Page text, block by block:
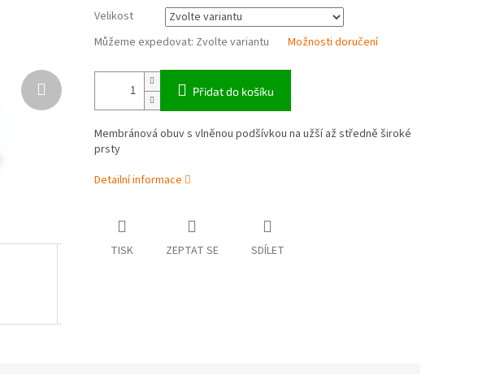
cena:
Velikost
Můžeme expedovat: Zvolte variantu Možnosti doručení
Přidat do košíku
Membránová obuv s vlněnou podšívkou na užší až středně široké
prsty
Detailní informace
TISK ZEPTAT SE SDÍLET